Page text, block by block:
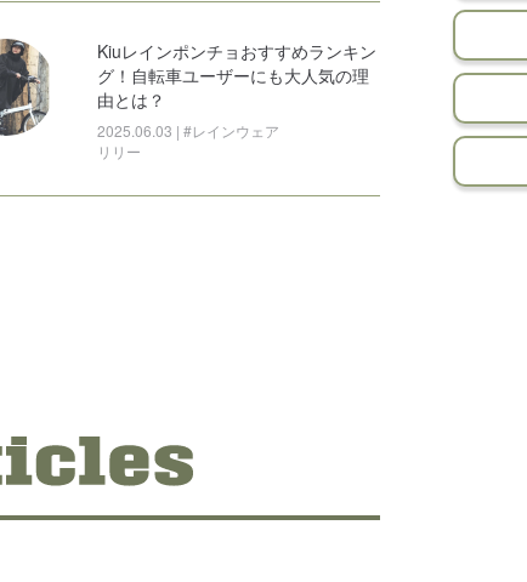
Kiuレインポンチョおすすめランキン
グ！自転車ユーザーにも大人気の理
由とは？
2025.06.03 | #レインウェア
リリー